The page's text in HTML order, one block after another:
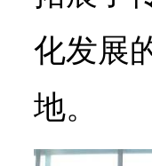
化发展
地。